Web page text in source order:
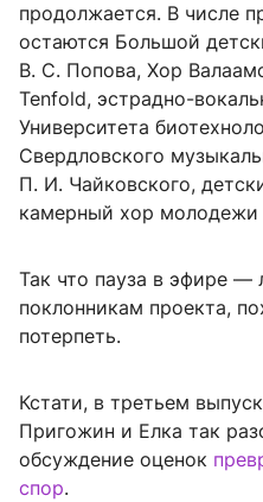
продолжается. В числе
остаются Большой
В. С. Попова, Хор
Tenfold, эстрадно-
Университета
Свердловского
П. И. Чайковского,
камерный хор молодежи
Так что пауза в эфире —
поклонникам проекта,
потерпеть.
Кстати, в третьем
Пригожин и Елка так
обсуждение оценок
спор.